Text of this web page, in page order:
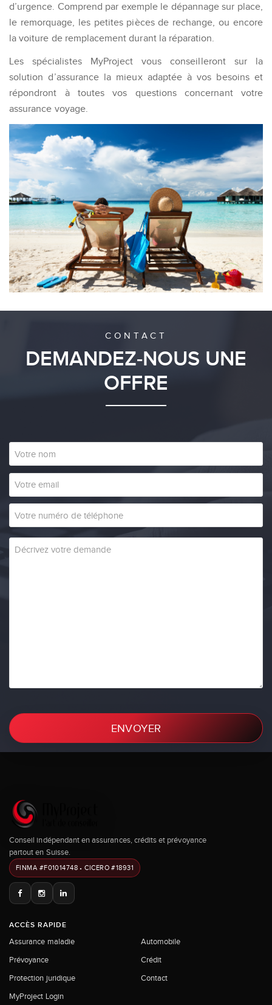
d’urgence. Comprend par exemple le dépannage sur place,
le remorquage, les petites pièces de rechange, ou encore
la voiture de remplacement durant la réparation.
Les spécialistes MyProject vous conseilleront sur la
solution d’assurance la mieux adaptée à vos besoins et
répondront à toutes vos questions concernant votre
assurance voyage.
CONTACT
DEMANDEZ-NOUS UNE
OFFRE
ENVOYER
Conseil indépendant en assurances, crédits et prévoyance
partout en Suisse.
FINMA #F01014748 • CICERO #18931
ACCÈS RAPIDE
Assurance maladie
Automobile
Prévoyance
Crédit
Protection juridique
Contact
MyProject Login